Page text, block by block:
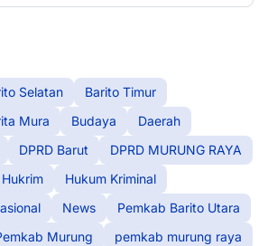
Selatan
Barito Timur
Mura Budaya
Daerah
DPRD Barut
DPRD MURUNG RAYA
Hukrim
Hukum Kriminal
News
Pemkab Barito Utara
Murung
pemkab murung raya